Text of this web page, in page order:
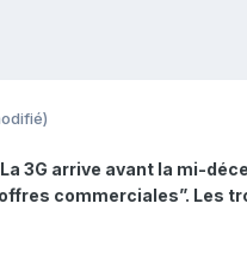
3G arrive avant la mi-
commerciales”.